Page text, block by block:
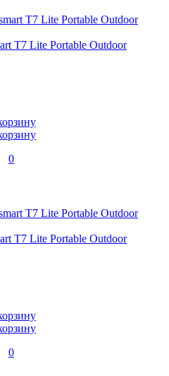
T7 Lite Portable Outdoor
0
T7 Lite Portable Outdoor
0